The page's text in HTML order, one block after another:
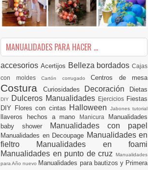
MANUALIDADES PARA HACER ...
accesorios Acertijos Belleza bordados Cajas
con moldes Cartón corrugado Centros de mesa
Costura Curiosidades Decoración Dietas
DIY Dulceros Manualidades Ejercicios Fiestas
DIY Flores con cintas Halloween Jabones tutorial
llaveros hechos a mano Manicura Manualidades
baby shower
Manualidades con papel
Manualidades en Decoupage Manualidades en
fieltro Manualidades en foami
Manualidades en punto de cruz
Manualidades
para Año nuevo Manualidades para bautizos y Primera